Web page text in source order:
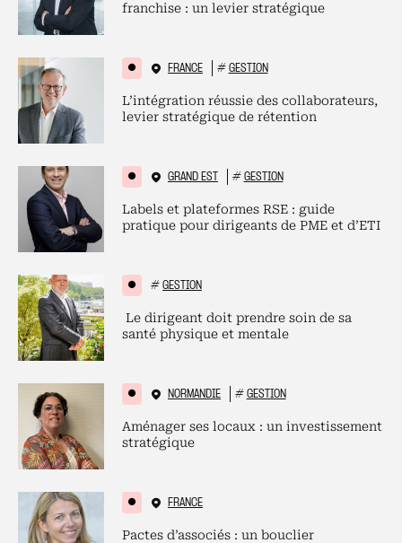
franchise : un levier stratégique
FRANCE # GESTION
L’intégration réussie des collaborateurs,
levier stratégique de rétention
GRAND EST # GESTION
Labels et plateformes RSE : guide
pratique pour dirigeants de PME et d’ETI
# GESTION
Le dirigeant doit prendre soin de sa
santé physique et mentale
NORMANDIE # GESTION
Aménager ses locaux : un investissement
stratégique
FRANCE
Pactes d’associés : un bouclier